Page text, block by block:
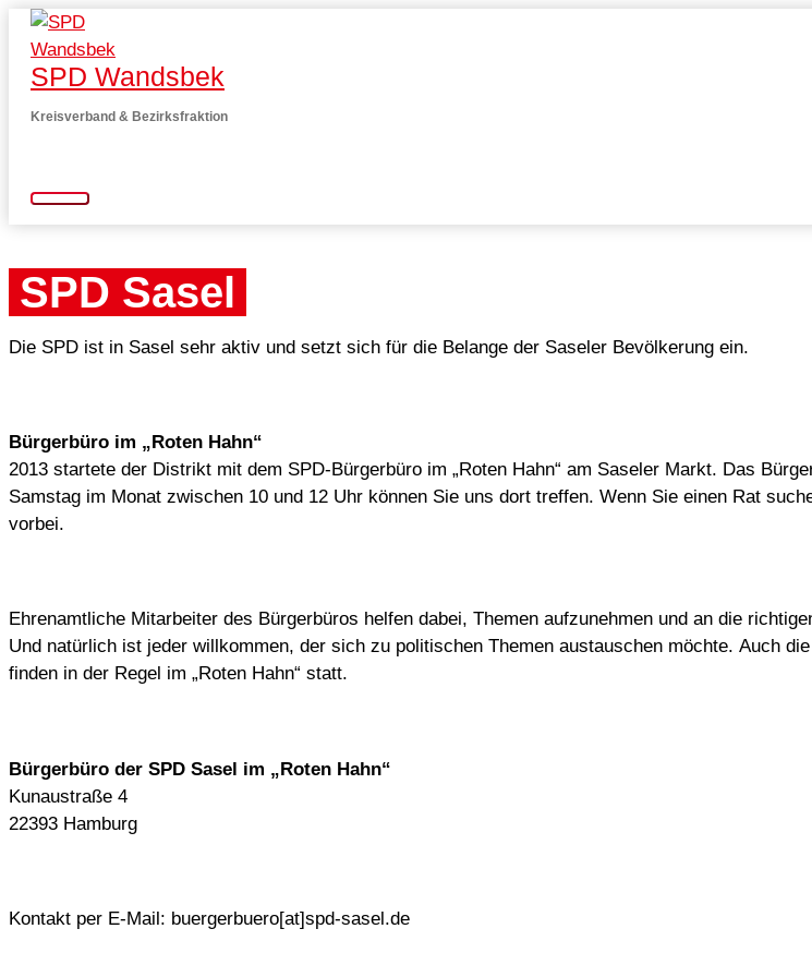
Zum
Inhalt
springen
SPD Wandsbek
Kreisverband & Bezirksfraktion
Hauptmenü
SPD Sasel
Die SPD ist in Sasel sehr aktiv und setzt sich für die Belange der Saseler Bevölkerung ein.
Bürgerbüro im „Roten Hahn“
2013 startete der Distrikt mit dem SPD-Bürgerbüro im „Roten Hahn“ am Saseler Markt. Das
Samstag im Monat zwischen 10 und 12 Uhr können Sie uns dort treffen. Wenn Sie einen Rat
vorbei.
Ehrenamtliche Mitarbeiter des Bürgerbüros helfen dabei, Themen aufzunehmen und an die
Und natürlich ist jeder willkommen, der sich zu politischen Themen austauschen möchte. Auch
finden in der Regel im „Roten Hahn“ statt.
Bürgerbüro der SPD Sasel im „Roten Hahn“
Kunaustraße 4
22393 Hamburg
Kontakt per E-Mail: buergerbuero[at]spd-sasel.de